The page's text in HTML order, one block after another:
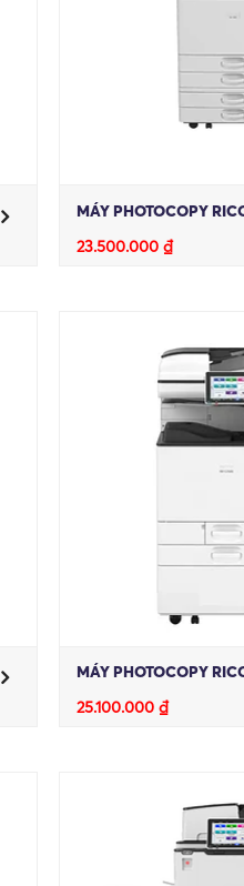
MÁY PHOTOCOPY
23.500.000₫
MÁY PHOTOCOPY
25.100.000₫